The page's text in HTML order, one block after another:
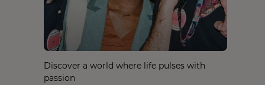
Discover a world where life pulses with
passion